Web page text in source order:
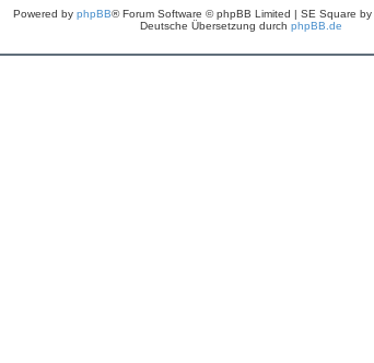
Powered by phpBB® Forum Software © phpBB Limited | SE Square by
Deutsche Übersetzung durch phpBB.de